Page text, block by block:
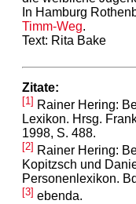
In Hamburg
Timm-Weg.
Text: Rita Bake
Zitate:
[1] Rainer Hering:
Lexikon. Hrsg.
1998, S. 488.
[2] Rainer Hering:
Kopitzsch und
Personenlexikon.
[3] ebenda.